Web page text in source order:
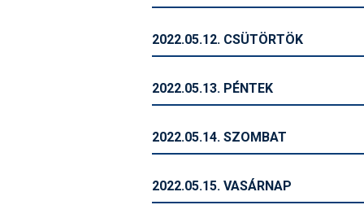
2022.05.12. CSÜTÖRTÖK
2022.05.13. PÉNTEK
2022.05.14. SZOMBAT
2022.05.15. VASÁRNAP